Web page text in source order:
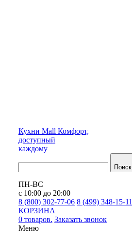
Кухни Mall Комфорт,
доступный
каждому
Поиск
ПН-ВС
с 10:00 до 20:00
8 (800) 302-77-06 8 (499) 348-15-11
КОРЗИНА
0 товаров. Заказать звонок
Меню